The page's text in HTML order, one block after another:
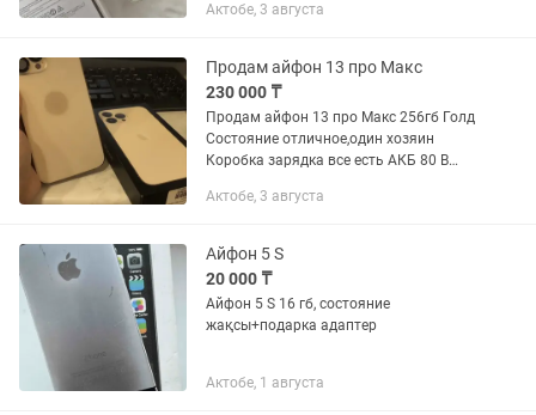
Актобе, 3 августа
Продам айфон 13 про Макс
230 000 ₸
Продам айфон 13 про Макс 256гб Голд
Состояние отличное,один хозяин
Коробка зарядка все есть АКБ 80 В
Актобе, 3 августа
Айфон 5 S
20 000 ₸
Айфон 5 S 16 гб, состояние
жақсы+подарка адаптер
Актобе, 1 августа